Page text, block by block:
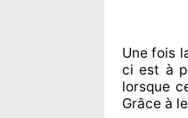
Une fois
ci est à
lorsque
Grâce à